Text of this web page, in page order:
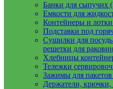
Банки для сыпучих
Емкости для
Контейнеры и
Подставки под
Сушилки для
решетки для
Хлебницы
Тележки
Зажимы для
Держатели,